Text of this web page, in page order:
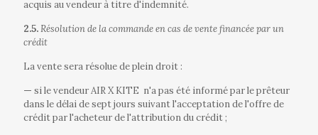
acquis au vendeur à titre d'indemnité.
2.5.Résolution de la commande en cas de vente financée par un
crédit
La vente sera résolue de plein droit :
— si le vendeur AIR X KITE n'a pas été informé par le prêteur
dans le délai de sept jours suivant l'acceptation de l'offre de
crédit par l'acheteur de l'attribution du crédit ;